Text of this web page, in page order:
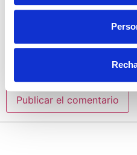
navegador para la próxima